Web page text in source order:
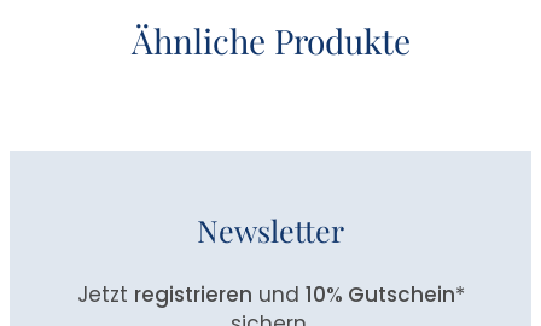
Ähnliche Produkte
Newsletter
Jetzt registrieren und 10% Gutschein*